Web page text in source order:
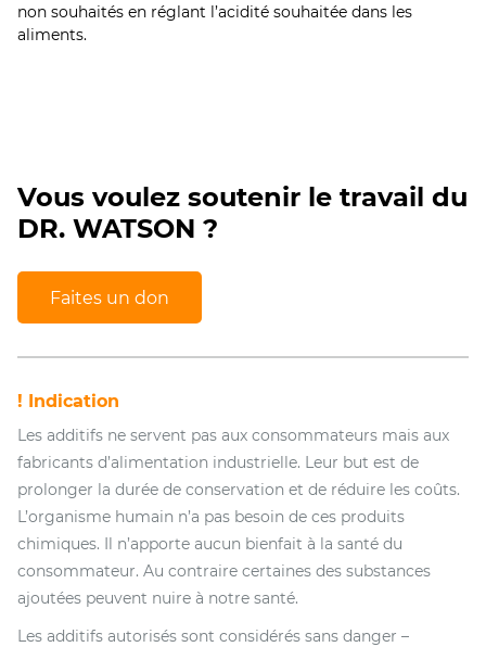
non souhaités en réglant l’acidité souhaitée dans les
aliments.
Vous voulez soutenir le travail du
DR. WATSON ?
Faites un don
! Indication
Les additifs ne servent pas aux consommateurs mais aux
fabricants d’alimentation industrielle. Leur but est de
prolonger la durée de conservation et de réduire les coûts.
L’organisme humain n’a pas besoin de ces produits
chimiques. Il n’apporte aucun bienfait à la santé du
consommateur. Au contraire certaines des substances
ajoutées peuvent nuire à notre santé.
Les additifs autorisés sont considérés sans danger –